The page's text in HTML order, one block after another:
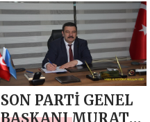
MİRAÇ KANDİLİ
MESAJI
SON PARTİ GENEL
BAŞKANI MURAT